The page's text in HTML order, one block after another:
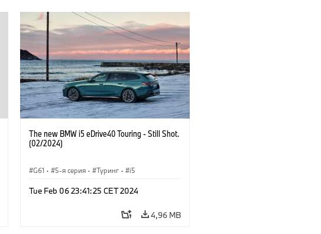
The new BMW i5 eDrive40 Touring - Still Shot.
(02/2024)
G61 · 5-я серия · Туринг · i5
Tue Feb 06 23:41:25 CET 2024
4,96 MB